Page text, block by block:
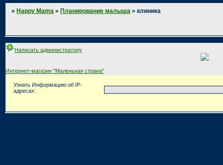
» Happy Mama » Планирование малыша »клиника
Написать администратору
Интернет-магазин "Маленькая страна"
Узнать Информацию об IP-
адресах: